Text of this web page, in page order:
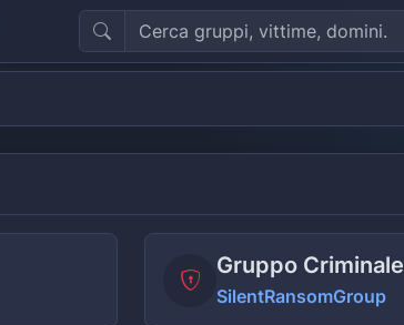
Gruppo Criminale
SilentRansomGroup